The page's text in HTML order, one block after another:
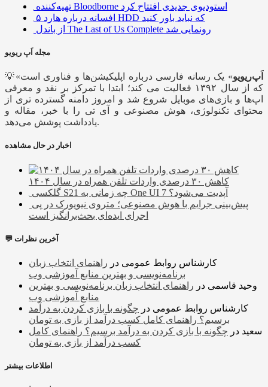
تهیه‌کننده Bloodborne استودیوی جدیدی افتتاح کرد
۵ افسانه درباره هارد HDD که نباید باور کنید
از باندل The Last of Us Complete رونمایی شد
مجله اَپ ریویو
💡« اَپ‌ریویو» یک رسانه فارسی درباره اپلیکیشن‌ها و فناوری است
که از سال ۱۳۹۲ فعالیت می کند؛ ابتدا با تمرکز بر نقد و معرفی
اپ‌ها و بازی‌های موبایل شروع شد و امروز دامنه گسترده تری از
محتوای تکنولوژی، هوش مصنوعی و آی تی را با خبر، مقاله و
یادداشت پوشش می‌دهد.
اخبار در حال مشاهده
کاهش ۳۰ درصدی واردات تلفن همراه در سال ۱۴۰۴
گلکسی S21 چه زمانی به One UI 7 آپدیت می‌شود؟
پیش‌بینی جرایم با هوش مصنوعی؛ متروی نیویورک در پی
اجرای ایده‌ای بحث‌برانگیز است
💬 آخرین نظرات
کارشناس روابط عمومی در راهنمای انتخاب زبان
برنامه‌نویسی و بهترین منابع آموزشی وب
وحید قاسمی در راهنمای انتخاب زبان برنامه‌نویسی و بهترین
منابع آموزشی وب
کارشناس روابط عمومی در چگونه با بازی کردن به درآمد
برسیم؟ راهنمای کامل کسب درآمد از بازی به تومان
سعید در چگونه با بازی کردن به درآمد برسیم؟ راهنمای کامل
کسب درآمد از بازی به تومان
اطلاعات بیشتر